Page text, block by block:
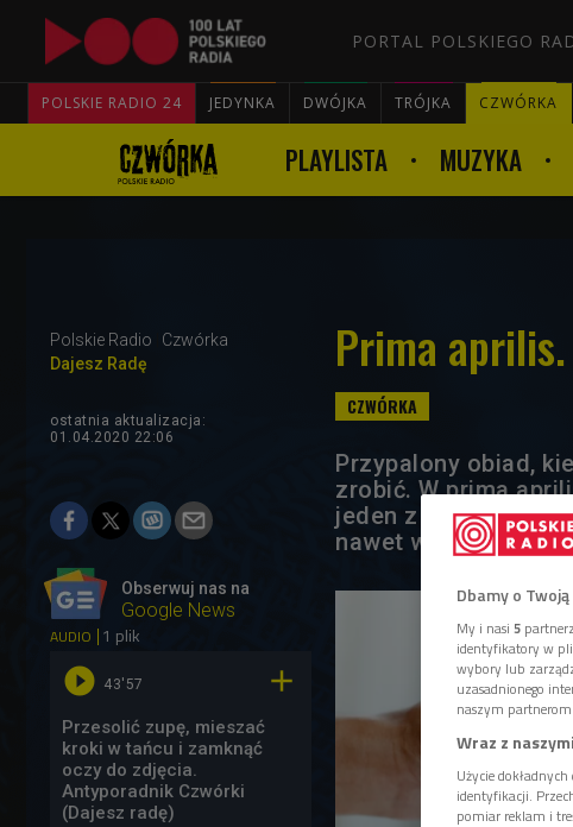
PORTAL POLSKIEGO
POLSKIE RADIO 24 JEDYNKA DWÓJKA TRÓJKA CZWÓRKA
PLAYLISTA MUZYKA
Polskie Radio
Czwórka
Dajesz Radę
Prima
ostatnia aktualizacja:
01.04.2020 22:06
Obserwuj nas na
Google News
Przypalony obiad,
zrobić. W prima
jeden z Was ma
nawet wodę na
AUDIO 1 plik
 43'57 
Przesolić zupę, mieszać
kroki w tańcu i zamknąć
oczy do zdjęcia.
Antyporadnik Czwórki
(Dajesz radę)
Dbamy o
My i nasi 5
identyfikatory w
wybory lub
uzasadnionego
naszym
Wraz z
Użycie
identyfikacji.
pomiar reklam i